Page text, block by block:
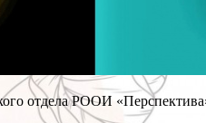
отдела РООИ